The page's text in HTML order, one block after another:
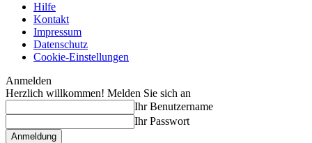
Hilfe
Kontakt
Impressum
Datenschutz
Cookie-Einstellungen
Anmelden
Herzlich willkommen! Melden Sie sich an
Ihr Benutzername
Ihr Passwort